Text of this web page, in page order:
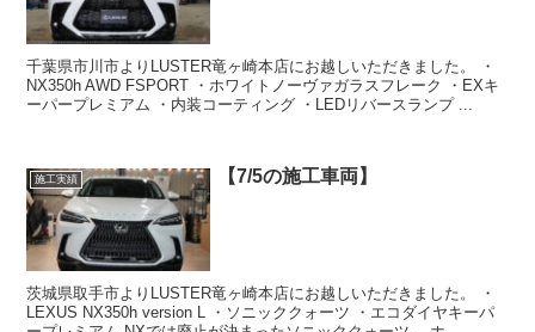
千葉県市川市よりLUSTER竜ヶ崎本店にお越しいただきました。 ・
NX350h AWD FSPORT ・ホワイトノーヴァガラスフレーク ・EXキ
ーパープレミアム ・内装コーティング ・LEDリバースランプ ...
施工実績 【7/5の施工車両】
茨城県取手市よりLUSTER竜ヶ崎本店にお越しいただきました。 ・
LEXUS NX350h version L ・ソニッククォーツ ・エコダイヤキーパ